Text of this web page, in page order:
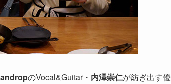
andropのVocal&Guitar・ 内澤崇仁が紡ぎ出す優